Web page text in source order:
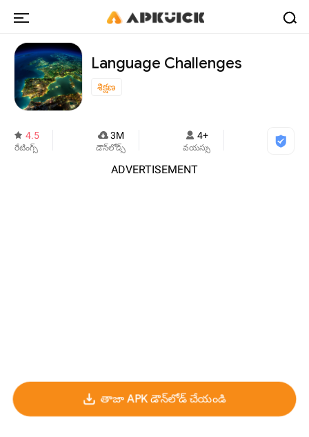
Language Challenges
శిక్షణ
4.5
రేటింగ్స్
3M
డౌన్‌లోడ్స్
4+
వయస్సు
ADVERTISEMENT
తాజా APK డౌన్‌లోడ్ చేయండి